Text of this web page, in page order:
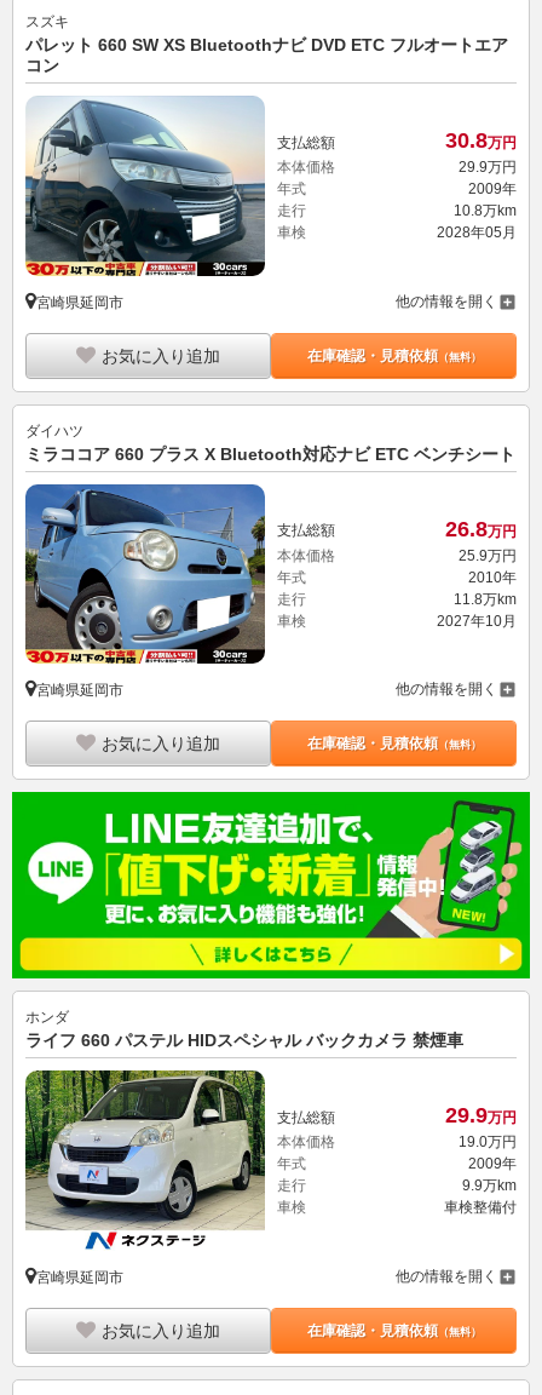
スズキ
パレット 660 SW XS Bluetoothナビ DVD ETC フルオートエア
コン
支払総額 30.8万円
本体価格
29.9万円
年式
2009年
走行
10.8万km
車検
2028年05月
宮崎県延岡市 他の情報を開く
お気に入り追加 在庫確認・見積依頼（無料）
ダイハツ
ミラココア 660 プラス X Bluetooth対応ナビ ETC ベンチシート
支払総額 26.8万円
本体価格
25. 9万円
年式
2010年
走行
11.8万km
車検
2027年10月
宮崎県延岡市 他の情報を開く
お気に入り追加 在庫確認・見積依頼（無料）
ホンダ
ライフ 660 パステル HIDスペシャル バックカメラ 禁煙車
支払総額 29.9万円
本体価格
19.0万円
年式
2009年
走行
9.9万km
車検
車検整備付
宮崎県延岡市 他の情報を開く
お気に入り追加 在庫確認・見積依頼（無料）